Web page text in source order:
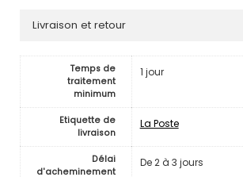
Livraison et retour
Temps de
traitement
minimum
1 jour
Etiquette de
livraison
La Poste
Délai
d'acheminement
De 2 à 3 jours